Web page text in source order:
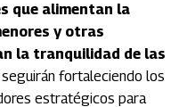
que alimentan la
y otras
la tranquilidad de las
fortaleciendo los
estratégicos para